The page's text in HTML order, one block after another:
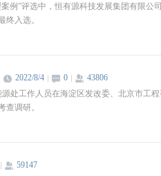
例”评选中，恒有源科技发展集团有限公
入选。
2022/8/4 0
43806
处工作人员在海淀区发改委、北京市工
调研。
59147